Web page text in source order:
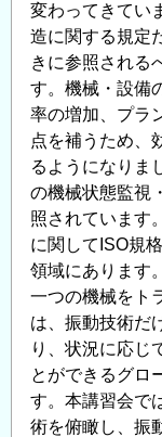
変わってきてい
造に関する規定
きに参照される
す。機械・設備
率の増加、プラ
点を補うため、
るようになりま
の機械状態監視
照されています
に関してISO規
領域にあります。
一つの機械をト
は、振動技術だ
り、状況に応じ
とができるグロ
す。本講習会で
術を俯瞰し、振